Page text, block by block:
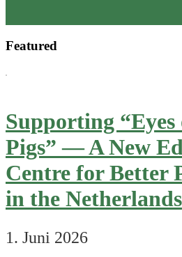
Featured
Supporting
Pigs” — A New
Centre for Better
in the Netherlands
1. Juni 2026